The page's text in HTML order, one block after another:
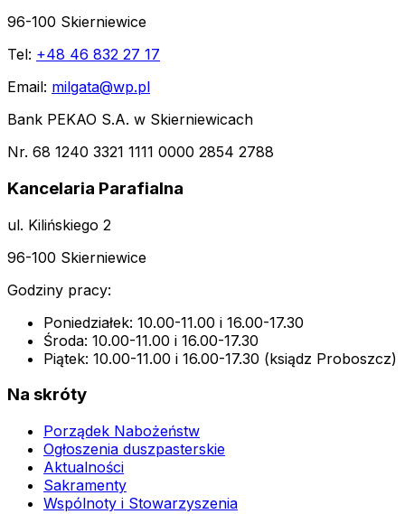
96-100 Skierniewice
Tel: +48 46 832 27 17
Email: milgata@wp.pl
Bank PEKAO S.A. w Skierniewicach
Nr. 68 1240 3321 1111 0000 2854 2788
Kancelaria Parafialna
ul. Kilińskiego 2
96-100 Skierniewice
Godziny pracy:
Poniedziałek: 10.00-11.00 i 16.00-17.30
Środa: 10.00-11.00 i 16.00-17.30
Piątek: 10.00-11.00 i 16.00-17.30 (ksiądz Proboszcz)
Na skróty
Porządek Nabożeństw
Ogłoszenia duszpasterskie
Aktualności
Sakramenty
Wspólnoty i Stowarzyszenia